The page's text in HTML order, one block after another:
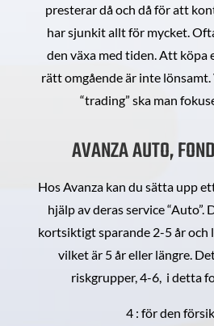
presterar då och då för att
har sjunkit allt för mycket.
den växa med tiden. Att köpa
rätt omgående är inte lönsamt.
“trading” ska man
AVANZA AUTO,
Hos Avanza kan du sätta upp
hjälp av deras service “Auto”.
kortsiktigt sparande 2-5 år och
vilket är 5 år eller längre.
riskgrupper, 4-6, i detta
4 : för den